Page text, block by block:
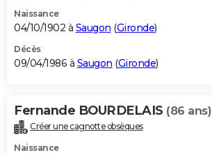
Naissance
04/10/1902 à Saugon (Gironde)
Décès
09/04/1986 à Saugon (Gironde)
Fernande BOURDELAIS (86 ans)
Créer une cagnotte obsèques
Naissance